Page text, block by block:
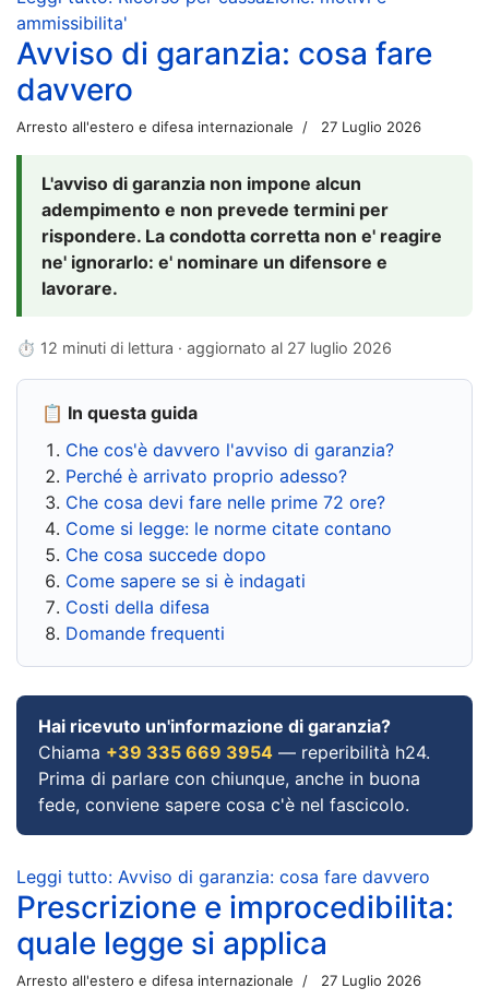
ammissibilita'
Avviso di garanzia: cosa fare
davvero
Arresto all'estero e difesa internazionale 27 Luglio 2026
L'avviso di garanzia non impone alcun
adempimento e non prevede termini per
rispondere. La condotta corretta non e' reagire
ne' ignorarlo: e' nominare un difensore e
lavorare.
⏱ 12 minuti di lettura · aggiornato al 27 luglio 2026
📋 In questa guida
Che cos'è davvero l'avviso di garanzia?
Perché è arrivato proprio adesso?
Che cosa devi fare nelle prime 72 ore?
Come si legge: le norme citate contano
Che cosa succede dopo
Come sapere se si è indagati
Costi della difesa
Domande frequenti
Hai ricevuto un'informazione di garanzia?
Chiama +39 335 669 3954 — reperibilità h24.
Prima di parlare con chiunque, anche in buona
fede, conviene sapere cosa c'è nel fascicolo.
Leggi tutto: Avviso di garanzia: cosa fare davvero
Prescrizione e improcedibilita:
quale legge si applica
Arresto all'estero e difesa internazionale 27 Luglio 2026